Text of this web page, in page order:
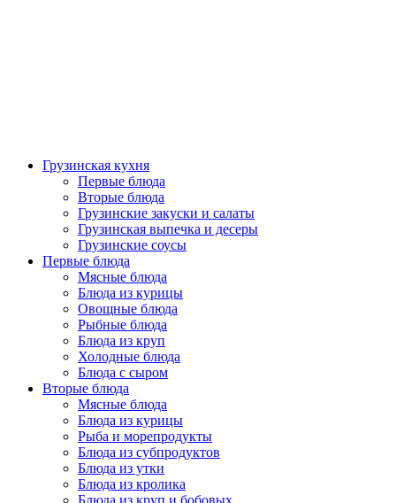
Грузинская кухня
Первые блюда
Вторые блюда
Грузинские закуски и салаты
Грузинская выпечка и десеры
Грузинские соусы
Первые блюда
Мясные блюда
Блюда из курицы
Овощные блюда
Рыбные блюда
Блюда из круп
Холодные блюда
Блюда с сыром
Вторые блюда
Мясные блюда
Блюда из курицы
Рыба и морепродукты
Блюда из субпродуктов
Блюда из утки
Блюда из кролика
Блюда из круп и бобовых